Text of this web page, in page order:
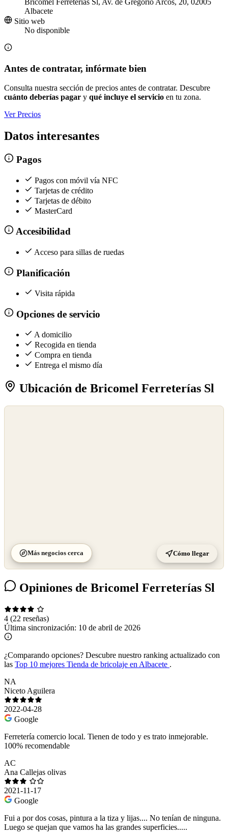
Bricomel Ferreterías Sl, Av. de Gregorio Arcos, 20, 02005
Albacete
Sitio web
No disponible
Antes de contratar, infórmate bien
Consulta nuestra sección de precios antes de contratar. Descubre
cuánto deberías pagar y qué incluye el servicio en tu zona.
Ver Precios
Datos interesantes
Pagos
Pagos con móvil vía NFC
Tarjetas de crédito
Tarjetas de débito
MasterCard
Accesibilidad
Acceso para sillas de ruedas
Planificación
Visita rápida
Opciones de servicio
A domicilio
Recogida en tienda
Compra en tienda
Entrega el mismo día
Ubicación de Bricomel Ferreterías Sl
Más negocios cerca Cómo llegar
Opiniones de Bricomel Ferreterías Sl
4 (22 reseñas)
Última sincronización: 10 de abril de 2026
¿Comparando opciones? Descubre nuestro ranking actualizado con
las Top 10 mejores Tienda de bricolaje en Albacete .
NA
Niceto Aguilera
2022-04-28
Google
Ferretería comercio local. Tienen de todo y es trato inmejorable.
100% recomendable
AC
Ana Callejas olivas
2021-11-17
Google
Fui a por dos cosas, pintura a la tiza y lijas.... No tenían de ninguna.
Luego se quejan que vamos ha las grandes superficies.....